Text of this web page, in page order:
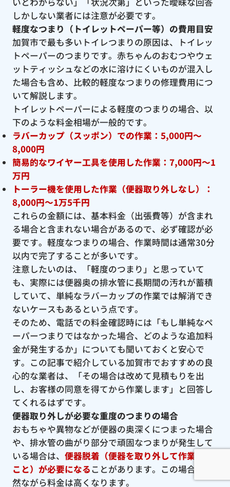
しかしない業者には注意が必要です。
軽度なつまり（トイレットペーパー等）の費用目安
加賀市で最も多いトイレつまりの原因は、トイレッ
トペーパーのつまりです。赤ちゃんのおむつやウェ
ットティッシュなどの水に溶けにくいものが混入し
た場合も含め、比較的軽度なつまりの修理費用につ
いて解説します。
トイレットペーパーによる軽度のつまりの場合、以
下のような料金相場が一般的です。
ラバーカップ（スッポン）での作業：5,000円〜
8,000円
簡易的なワイヤー工具を使用した作業：7,000円〜1
万円
トーラー機を使用した作業（便器取り外しなし）：
8,000円〜1万5千円
これらの金額には、基本料金（出張費等）が含まれ
る場合と含まれない場合があるので、必ず確認が必
要です。軽度なつまりの場合、作業時間は通常30分
以内で完了することが多いです。
注意したいのは、「軽度のつまり」と思っていて
も、実際には便器奥の排水管に長期間の汚れが蓄積
していて、単純なラバーカップの作業では解消でき
ないケースもあるという点です。
そのため、電話での料金確認時には「もし単純なペ
ーパーつまりではなかった場合、どのような追加料
金が発生するか」についても聞いておくと安心で
す。この記事で紹介している加賀市でおすすめの良
心的な業者は、「その場合は改めて見積もりを出
し、お客様の同意を得てから作業します」と回答し
てくれるはずです。
便器取り外しが必要な重度のつまりの場合
おもちゃや異物などが便器の奥深くにつまった場合
や、排水管の曲がり部分で頑固なつまりが発生して
いる場合は、 便器脱着（便器を取り外して作業する
こと）が必要になることがあります。この場合、当
然ながら料金は高くなります。